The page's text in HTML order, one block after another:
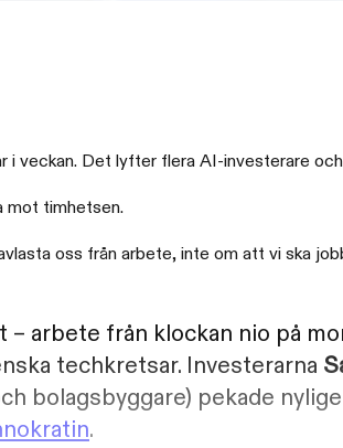
i veckan. Det lyfter flera AI-investerare
mot timhetsen.
oss från arbete, inte om att vi ska
arbete från klockan nio på
techkretsar. Investerarna
bolagsbyggare) pekade
.